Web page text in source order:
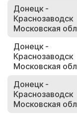
Донецк -
Краснозаводск
Московская обл
Донецк -
Краснозаводск
Московская обл
Донецк -
Краснозаводск
Московская обл